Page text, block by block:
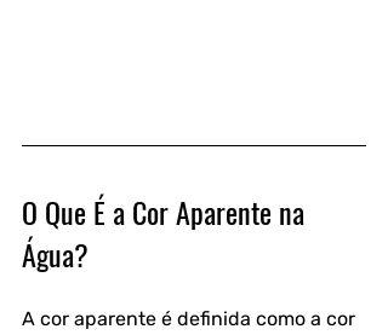
O Que É a Cor Aparente na
Água?
A cor aparente é definida como a cor